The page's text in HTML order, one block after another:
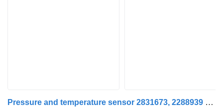
Pressure and temperature sensor 2831673, 2288939 voor Scania R460 trekker